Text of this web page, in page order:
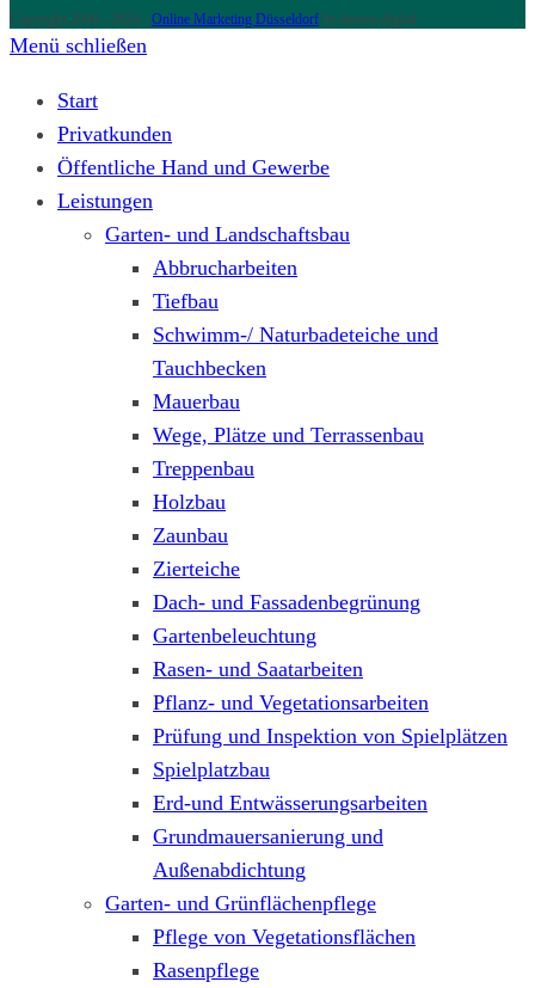
Copyright 2006 - 2024 - Online Marketing Düsseldorf by heesen.digital
Menü schließen
Start
Privatkunden
Öffentliche Hand und Gewerbe
Leistungen
Garten- und Landschaftsbau
Abbrucharbeiten
Tiefbau
Schwimm-/ Naturbadeteiche und
Tauchbecken
Mauerbau
Wege, Plätze und Terrassenbau
Treppenbau
Holzbau
Zaunbau
Zierteiche
Dach- und Fassadenbegrünung
Gartenbeleuchtung
Rasen- und Saatarbeiten
Pflanz- und Vegetationsarbeiten
Prüfung und Inspektion von Spielplätzen
Spielplatzbau
Erd-und Entwässerungsarbeiten
Grundmauersanierung und
Außenabdichtung
Garten- und Grünflächenpflege
Pflege von Vegetationsflächen
Rasenpflege